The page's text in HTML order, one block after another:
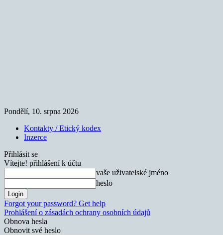
Pondělí, 10. srpna 2026
Kontakty / Etický kodex
Inzerce
Přihlásit se
Vítejte! přihlášení k účtu
vaše uživatelské jméno
heslo
Forgot your password? Get help
Prohlášení o zásadách ochrany osobních údajů
Obnova hesla
Obnovit své heslo